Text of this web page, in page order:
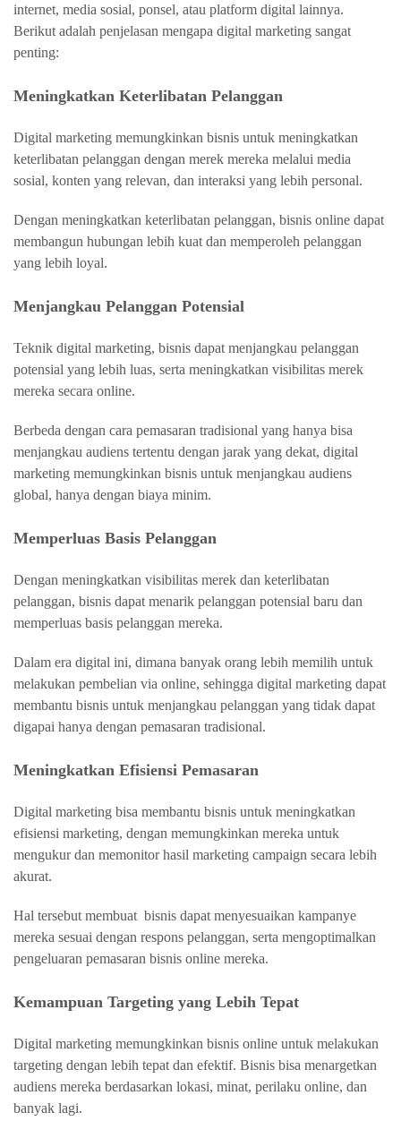
internet, media sosial, ponsel, atau platform digital lainnya.
Berikut adalah penjelasan mengapa digital marketing sangat
penting:
Meningkatkan Keterlibatan Pelanggan
Digital marketing memungkinkan bisnis untuk meningkatkan
keterlibatan pelanggan dengan merek mereka melalui media
sosial, konten yang relevan, dan interaksi yang lebih personal.
Dengan meningkatkan keterlibatan pelanggan, bisnis online dapat
membangun hubungan lebih kuat dan memperoleh pelanggan
yang lebih loyal.
Menjangkau Pelanggan Potensial
Teknik digital marketing, bisnis dapat menjangkau pelanggan
potensial yang lebih luas, serta meningkatkan visibilitas merek
mereka secara online.
Berbeda dengan cara pemasaran tradisional yang hanya bisa
menjangkau audiens tertentu dengan jarak yang dekat, digital
marketing memungkinkan bisnis untuk menjangkau audiens
global, hanya dengan biaya minim.
Memperluas Basis Pelanggan
Dengan meningkatkan visibilitas merek dan keterlibatan
pelanggan, bisnis dapat menarik pelanggan potensial baru dan
memperluas basis pelanggan mereka.
Dalam era digital ini, dimana banyak orang lebih memilih untuk
melakukan pembelian via online, sehingga digital marketing dapat
membantu bisnis untuk menjangkau pelanggan yang tidak dapat
digapai hanya dengan pemasaran tradisional.
Meningkatkan Efisiensi Pemasaran
Digital marketing bisa membantu bisnis untuk meningkatkan
efisiensi marketing, dengan memungkinkan mereka untuk
mengukur dan memonitor hasil marketing campaign secara lebih
akurat.
Hal tersebut membuat bisnis dapat menyesuaikan kampanye
mereka sesuai dengan respons pelanggan, serta mengoptimalkan
pengeluaran pemasaran bisnis online mereka.
Kemampuan Targeting yang Lebih Tepat
Digital marketing memungkinkan bisnis online untuk melakukan
targeting dengan lebih tepat dan efektif. Bisnis bisa menargetkan
audiens mereka berdasarkan lokasi, minat, perilaku online, dan
banyak lagi.